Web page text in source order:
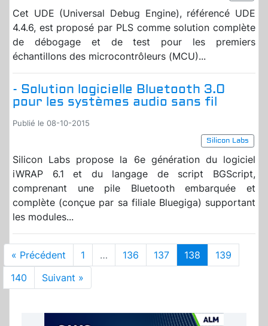
Cet UDE (Universal Debug Engine), référencé UDE
4.4.6, est proposé par PLS comme solution complète
de débogage et de test pour les premiers
échantillons des microcontrôleurs (MCU)...
- Solution logicielle Bluetooth 3.0
pour les systèmes audio sans fil
Publié le 08-10-2015
Silicon Labs
Silicon Labs propose la 6e génération du logiciel
iWRAP 6.1 et du langage de script BGScript,
comprenant une pile Bluetooth embarquée et
complète (conçue par sa filiale Bluegiga) supportant
les modules...
« Précédent 1 … 136 137 138
139
140
Suivant »